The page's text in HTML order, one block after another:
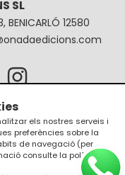
SL
BENICARLÓ 12580
privacitat
de compra
els nostres serveis i
preferències sobre la
de navegació (per
consulte la política de